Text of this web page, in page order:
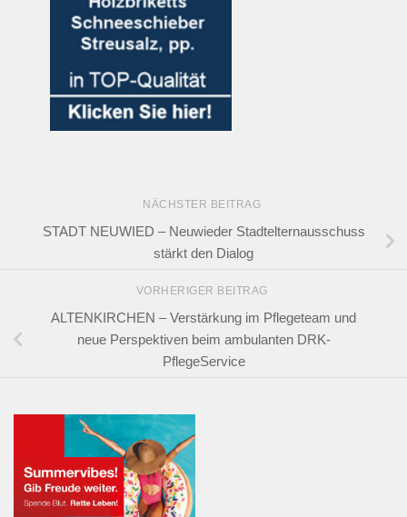
NÄCHSTER BEITRAG
STADT NEUWIED – Neuwieder Stadtelternausschuss
stärkt den Dialog
VORHERIGER BEITRAG
ALTENKIRCHEN – Verstärkung im Pflegeteam und
neue Perspektiven beim ambulanten DRK-
PflegeService